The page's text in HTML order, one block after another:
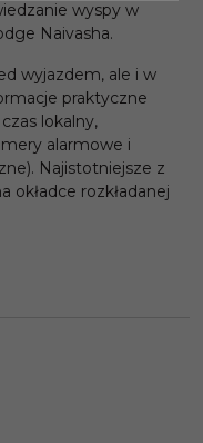
wyspy w
Naivasha.
wyjazdem, ale i w
praktyczne
lokalny,
alarmowe i
Najistotniejsze z
okładce rozkładanej